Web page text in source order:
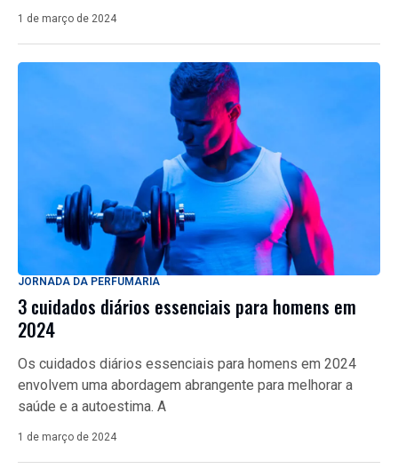
1 de março de 2024
JORNADA DA PERFUMARIA
3 cuidados diários essenciais para homens em
2024
Os cuidados diários essenciais para homens em 2024
envolvem uma abordagem abrangente para melhorar a
saúde e a autoestima. A
1 de março de 2024